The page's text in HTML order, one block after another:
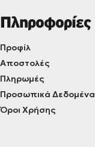
Πληροφορίες
Προφίλ
Αποστολές
Πληρωμές
Προσωπικά Δεδομένα
Όροι Χρήσης